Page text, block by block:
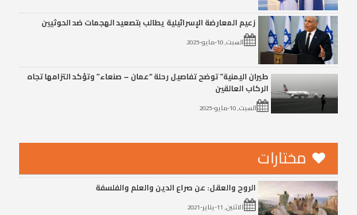
زعيم المعارضة الإسرائيلية يطالب بتصعيد الهجمات ضد الحوثيين
السبت, 10-مايو-2025
طيران اليمنية” توضح تفاصيل رحلة “عمان – صنعاء” وتؤكد التزامها تجاه
الركاب العالقين
السبت, 10-مايو-2025
مختارات
الروح والعقل: عن صراع الدين والعلم والفلسفة
الاثنين, 11-يناير-2021